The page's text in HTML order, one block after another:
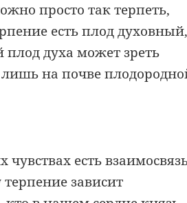
просто так терпеть,
есть плод духовный,
плод духа может зреть
на почве
чувствах есть
зависит